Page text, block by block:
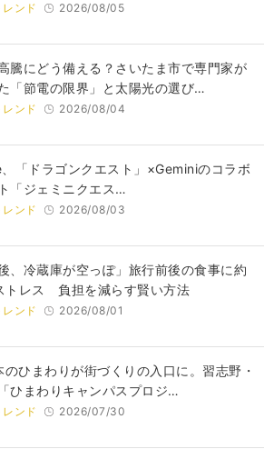
ンド 2026/08/05
騰にどう備える？さいたま市で専門家が
「節電の限界」と太陽光の選び…
ンド 2026/08/04
「ドラゴンクエスト」×Geminiのコラボ
「ジェミニクエス…
ンド 2026/08/03
、冷蔵庫が空っぽ」旅行前後の食事に約
トレス 負担を減らす賢い方法
ンド 2026/08/01
ひまわりが街づくりの入口に。習志野・
ひまわりキャンパスプロジ…
ンド 2026/07/30